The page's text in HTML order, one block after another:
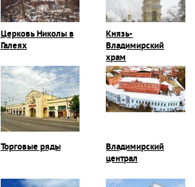
Церковь Николы в
Галеях
Князь-
Владимирский
храм
Торговые ряды
Владимирский
централ